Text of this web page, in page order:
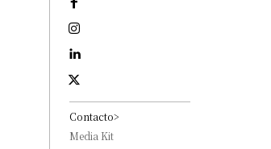
Contacto>
Media Kit